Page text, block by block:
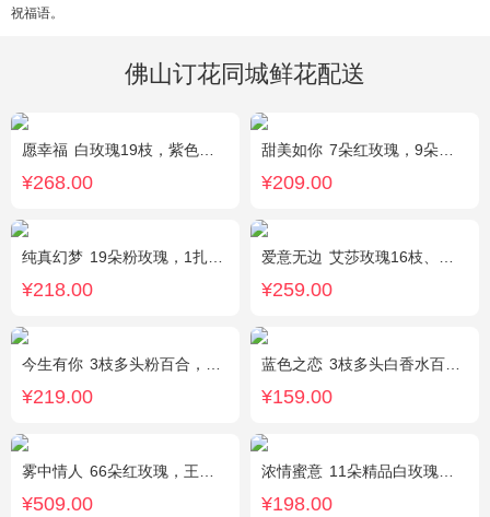
祝福语。
佛山订花同城鲜花配送
愿幸福 白玫瑰19枝，紫色勿忘我围绕。
¥268.00
甜美如你 7朵红玫瑰，9朵戴安娜粉玫瑰，白色满天星丰满间插，尤加利搭配
¥209.00
纯真幻梦 19朵粉玫瑰，1扎满天星间插丰满
¥218.00
爱意无边 艾莎玫瑰16枝、白色洋桔梗5枝、尤加利10枝
¥259.00
今生有你 3枝多头粉百合，5枝红玫瑰，点缀情人草叶材作成精美的 花瓶花插
¥219.00
蓝色之恋 3枝多头白香水百合，情人草丰满，绿叶。
¥159.00
雾中情人 66朵红玫瑰，王冠，灯带
¥509.00
浓情蜜意 11朵精品白玫瑰，搭配适量浅绿色洋桔梗、书带草、黄莺。
¥198.00